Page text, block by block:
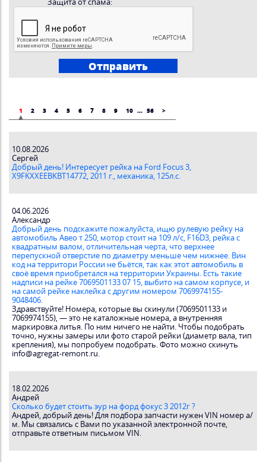
1 2 3 4 5 6 7 8 9 10 ... 56 >
10.08.2026
Сергей
Добрый день! Интересует рейка на Ford Focus 3,
X9FKXXEEBKBT14772, 2011 г., механика, 125л.с.
04.06.2026
Александр
Добрый день подскажите пожалуйста, ищю рулевую рейку на
автомобиль Авео т 250, мотор стоит на 109 л/с, F16D3, рейка с
квадратным валом, отличительная черта, что верхнее
перепускной отверстие по диаметру меньше чем нижнее. Вин
код на территори России не бьётся, так как этот автомобиль в
своё время приобретался на территории Украины. Есть такие
надписи на рейке 7069501133 07 15, выбито на самом корпусе, и
на самой рейке наклейка с другим номером 7069974155-
9048406.
Здравствуйте! Номера, которые вы скинули (7069501133 и
7069974155), — это не каталожные номера, а внутренняя
маркировка литья. По ним ничего не найти. Чтобы подобрать
точно, нужны замеры или фото старой рейки (диаметр вала, тип
крепления), мы попробуем подобрать. Фото можно скинуть
info@agregat-remont.ru.
18.02.2026
Андрей
Сколько будет стоить эур на форд фокус 3 2012г ?
Андрей, добрый день! Для подбора запчасти нужен VIN номер а/
м. Мы связались с Вами по указанной электронной почте,
отправьте ответным письмом VIN.